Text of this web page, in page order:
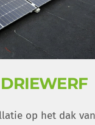
op het dak van